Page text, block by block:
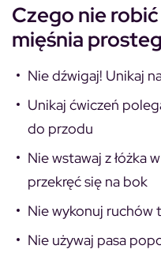
Czego nie
mięśnia
Nie dźwigaj! Unikaj
Unikaj ćwiczeń
do przodu
Nie wstawaj z łóżka
przekręć się na bok
Nie wykonuj ruchów
Nie używaj pasa